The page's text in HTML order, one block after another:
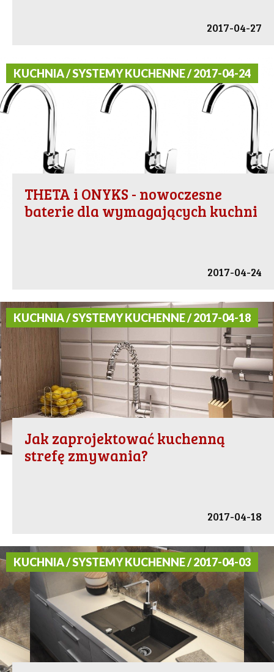
2017-04-27
KUCHNIA / SYSTEMY KUCHENNE / 2017-04-24
THETA i ONYKS - nowoczesne
baterie dla wymagających kuchni
2017-04-24
KUCHNIA / SYSTEMY KUCHENNE / 2017-04-18
Jak zaprojektować kuchenną
strefę zmywania?
2017-04-18
KUCHNIA / SYSTEMY KUCHENNE / 2017-04-03